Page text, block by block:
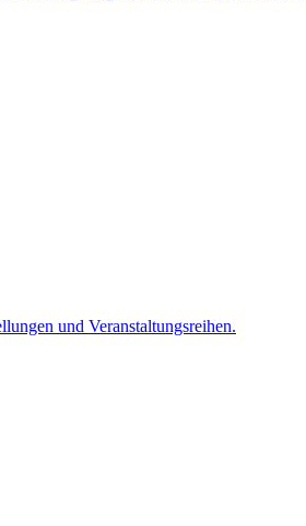
und Veranstaltungsreihen.